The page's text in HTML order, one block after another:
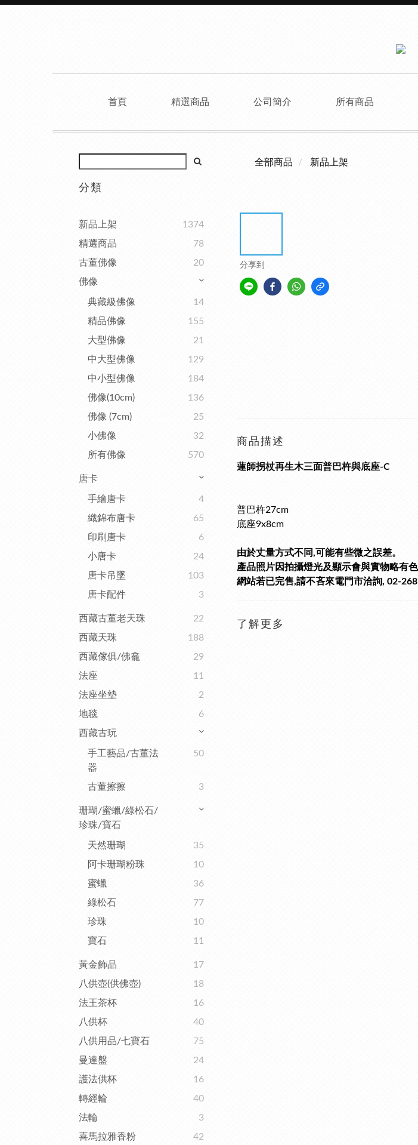
首頁 精選商品 公司簡介 所有商品
分類
新品上架
1374
精選商品
78
古董佛像
20
佛像
典藏級佛像
14
精品佛像
155
大型佛像
21
中大型佛像
129
中小型佛像
184
佛像(10cm)
136
佛像 (7cm)
25
小佛像
32
所有佛像
570
唐卡
手繪唐卡
4
織錦布唐卡
65
印刷唐卡
6
小唐卡
24
唐卡吊墜
103
唐卡配件
3
西藏古董老天珠
22
西藏天珠
188
西藏傢俱/佛龕
29
法座
11
法座坐墊
2
地毯
6
西藏古玩
手工藝品/古董法
器
50
古董擦擦 3
珊瑚/蜜蠟/綠松石/
珍珠/寶石
天然珊瑚
35
阿卡珊瑚粉珠
10
蜜蠟
36
綠松石
77
珍珠
10
寶石
11
黃金飾品
17
八供壺(供佛壺)
18
法王茶杯
16
八供杯
40
八供用品/七寶石
75
曼達盤
24
護法供杯
16
轉經輪
40
法輪
3
喜馬拉雅香粉
42
全部商品 新品上架
分享到
商品描述
蓮師拐杖再生木三面普巴杵與底座-C
普巴杵27cm
底座9x8cm
由於丈量方式不同,可能有些微之誤差。
產品照片因拍攝燈光及顯示會與實物略有
網站若已完售,請不吝來電門市洽詢, 02-
了解更多